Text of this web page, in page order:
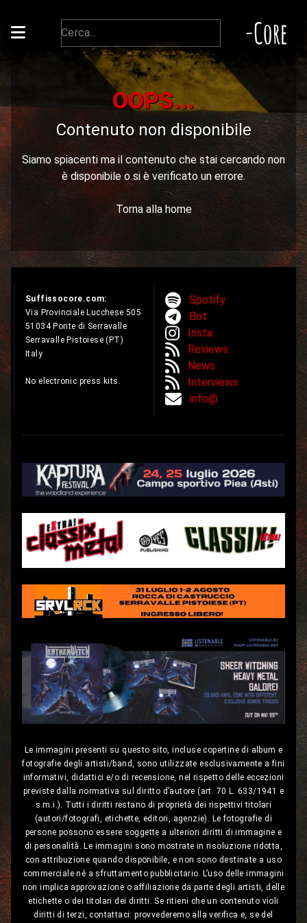
-Core
OOPS...
Contenuto non disponibile
Siamo spiacenti ma il contenuto che stai cercando non
è disponibile o si è verificato un errore.
Torna alla home
Suffissocore.com:
Via Provinciale Lucchese 505
51034 Ponte di Serravalle
Serravalle Pistoiese (PT)
Italy
No electronic press kits.
Spotify
Bot
Insta
Reviews
News
Interviews
info@
Le immagini presenti su questo sito, incluse copertine di album e
fotografie degli artisti/band, sono utilizzate esclusivamente a fini
informativi, didattici e/o di recensione, nel rispetto delle eccezioni
previste dalla normativa sul diritto d’autore (art. 70 L. 633/1941 e
s.m.i.). Tutti i diritti restano di proprietà dei rispettivi titolari
(autori/fotografi, etichette, editori, agenzie). Le fotografie di
persone possono essere soggette a ulteriori diritti di immagine e
di personalità. Le immagini sono mostrate in risoluzione ridotta,
con attribuzione quando disponibile, e non sono destinate a uso
commerciale né a sfruttamento pubblicitario. L’uso delle immagini
non implica approvazione o affiliazione da parte degli artisti, delle
etichette o dei titolari dei diritti. Se ritieni che un contenuto violi
diritti di terzi, contattaci: provvederemo alla verifica e, se del